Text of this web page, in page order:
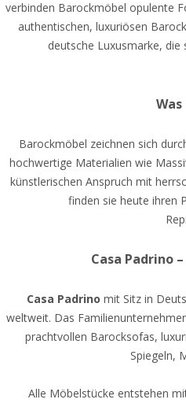
verbinden Barockmöbel opulente
authentischen, luxuriösen
deutsche Luxusmarke, die
Barockmöbel zeichnen sich
hochwertige Materialien wie
künstlerischen Anspruch mit
finden sie heute ihren
Casa Padrino
Casa Padrino mit Sitz in
weltweit. Das
prachtvollen Barocksofas,
Spiegeln,
Alle Möbelstücke entstehen